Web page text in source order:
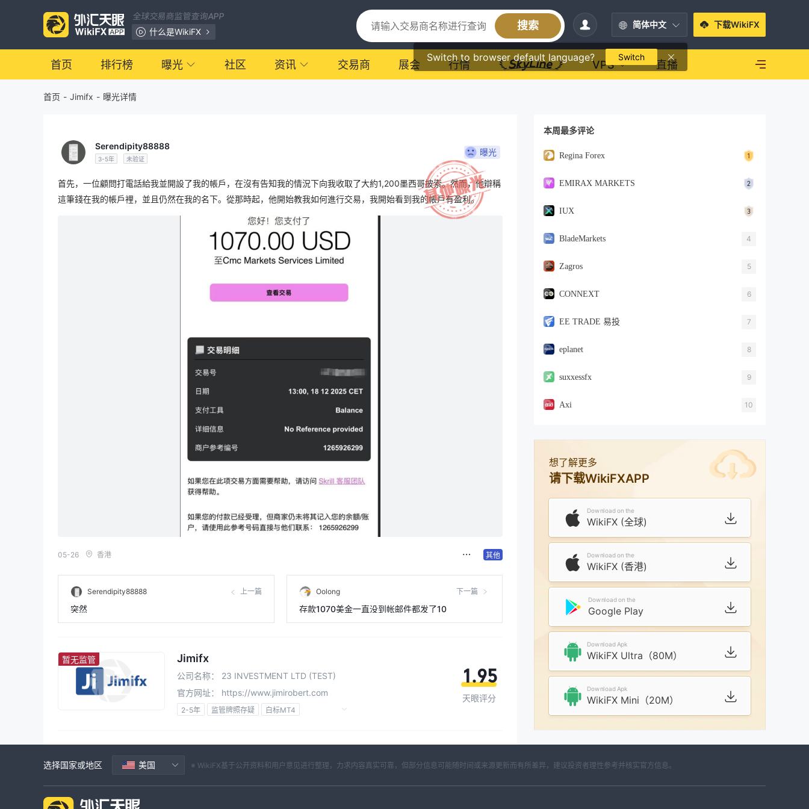
全球交易商监管查询APP
什么是WikiFX
搜索 简体中文
Switch to browser default language? Switch
下载WikiFX
首页 排行榜 曝光 社区 资讯 交易商 展会 行情 VPS 直播
首页 - Jimifx - 曝光详情
Serendipity88888
3-5年 未验证
曝光
首先，一位顧問打電話給我並開設了我的帳戶，在沒有告知我的情況下向我收取了大約1,200墨西哥披索。然而，他辯稱
這筆錢在我的帳戶裡，並且仍然在我的名下。從那時起，他開始教我如何進行交易，我開始看到我的帳戶有盈利。
05-26 香港 其他
Serendipity88888 上一篇
突然
Oolong 下一篇
存款1070美金一直没到帐邮件都发了10
暂无监管 Jimifx
公司名称： 23 INVESTMENT LTD (TEST)
官方网址： https://www.jimirobert.com
2-5年 监管牌照存疑
白标MT4
1.95
天眼评分
本周最多评论
Regina Forex
EMIRAX MARKETS
IUX
BladeMarkets 4
Zagros 5
CONNEXT 6
EE TRADE 易投 7
eplanet 8
suxxessfx 9
Axi 10
想了解更多
请下载WikiFXAPP
Download on the
WikiFX (全球)
Download on the
WikiFX (香港)
Download on the
Google Play
Download Apk
WikiFX Ultra（80M）
Download Apk
WikiFX Mini（20M）
选择国家或地区 美国 ※ WikiFX基于公开资料和用户意见进行整理，力求内容真实可靠，但部分信息可能随时间或来源更新而有所差异，建议投资者理性参考并核实官方信息。